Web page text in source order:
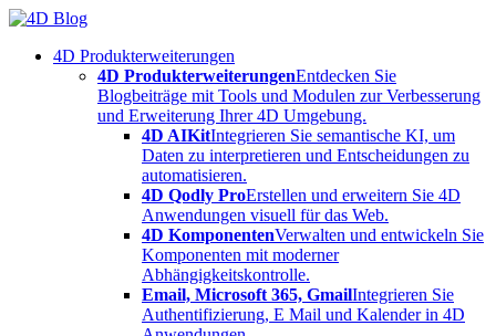
Skip
content4D Produkterweiterungen
4D ProdukterweiterungenEntdecken Sie
Blogbeiträge mit Tools und Modulen zur Verbesserung
und Erweiterung Ihrer 4D Umgebung.
4D AIKitIntegrieren Sie semantische KI, um
Daten zu interpretieren und Entscheidungen zu
automatisieren.
4D Qodly ProErstellen und erweitern Sie 4D
Anwendungen visuell für das Web.
4D KomponentenVerwalten und entwickeln Sie
Komponenten mit moderner
Abhängigkeitskontrolle.
Email, Microsoft 365, GmailIntegrieren Sie
Authentifizierung, E Mail und Kalender in 4D